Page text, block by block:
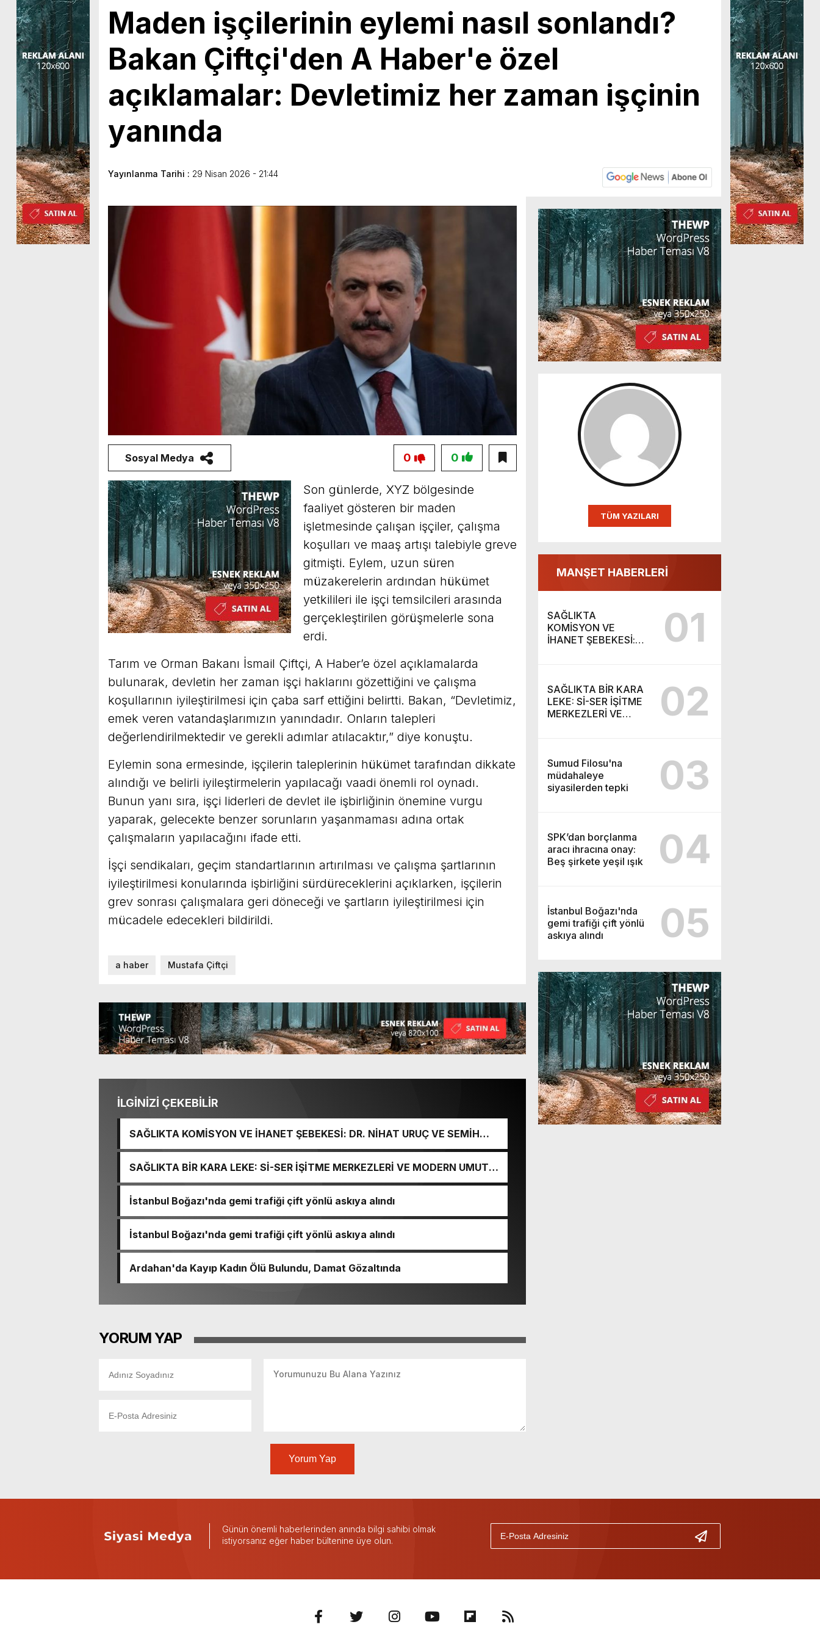
Maden işçilerinin eylemi nasıl sonlandı?
Bakan Çiftçi'den A Haber'e özel
açıklamalar: Devletimiz her zaman işçinin
yanında
Yayınlanma Tarihi : 29 Nisan 2026 - 21:44
TÜM YAZILARI
MANŞET HABERLERİ
SAĞLIKTA
KOMİSYON VE
İHANET ŞEBEKESİ:
VURGUNU!
01
SAĞLIKTA BİR KARA
LEKE: Sİ-SER İŞİTME
MERKEZLERİ VE
02
Sumud Filosu'na
müdahaleye
siyasilerden tepki
03
SPK’dan borçlanma
aracı ihracına onay:
Beş şirkete yeşil ışık
04
İstanbul Boğazı'nda
gemi trafiği çift yönlü
askıya alındı
05
Sosyal Medya 0
0
Son günlerde, XYZ bölgesinde
faaliyet gösteren bir maden
işletmesinde çalışan işçiler, çalışma
koşulları ve maaş artışı talebiyle greve
gitmişti. Eylem, uzun süren
müzakerelerin ardından hükümet
yetkilileri ile işçi temsilcileri arasında
gerçekleştirilen görüşmelerle sona
erdi.
Tarım ve Orman Bakanı İsmail Çiftçi, A Haber’e özel açıklamalarda
bulunarak, devletin her zaman işçi haklarını gözettiğini ve çalışma
koşullarının iyileştirilmesi için çaba sarf ettiğini belirtti. Bakan, “Devletimiz,
emek veren vatandaşlarımızın yanındadır. Onların talepleri
değerlendirilmektedir ve gerekli adımlar atılacaktır,” diye konuştu.
Eylemin sona ermesinde, işçilerin taleplerinin hükümet tarafından dikkate
alındığı ve belirli iyileştirmelerin yapılacağı vaadi önemli rol oynadı.
Bunun yanı sıra, işçi liderleri de devlet ile işbirliğinin önemine vurgu
yaparak, gelecekte benzer sorunların yaşanmaması adına ortak
çalışmaların yapılacağını ifade etti.
İşçi sendikaları, geçim standartlarının artırılması ve çalışma şartlarının
iyileştirilmesi konularında işbirliğini sürdüreceklerini açıklarken, işçilerin
grev sonrası çalışmalara geri döneceği ve şartların iyileştirilmesi için
mücadele edecekleri bildirildi.
a haber Mustafa Çiftçi
İLGİNİZİ ÇEKEBİLİR
SAĞLIKTA KOMİSYON VE İHANET ŞEBEKESİ: DR. NİHAT URUÇ VE SEMİH
İŞİTME MERKEZİ’NİN SGK VURGUNU!
SAĞLIKTA BİR KARA LEKE: Sİ-SER İŞİTME MERKEZLERİ VE MODERN UMUT
TACİRLİĞİ
İstanbul Boğazı'nda gemi trafiği çift yönlü askıya alındı
İstanbul Boğazı'nda gemi trafiği çift yönlü askıya alındı
Ardahan'da Kayıp Kadın Ölü Bulundu, Damat Gözaltında
YORUM YAP
Yorum Yap
Günün önemli haberlerinden anında bilgi sahibi olmak
istiyorsanız eğer haber bültenine üye olun.